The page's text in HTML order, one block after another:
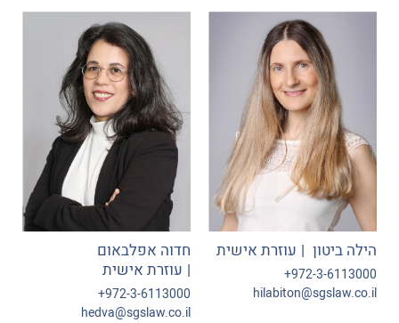
שוק ההון
חברות ומשפט מסחרי
התחדשות עירונית
משפט מסחרי בינלאומי
תובענות ייצוגיות
דיני עבודה
פרוייקטים ותשתיות
משפט מנהלי
מכרזים
גישורים ובוררויות
הילה ביטון עוזרת אישית
972-3-6113000+
hilabiton@sgslaw.co.il
חדוה אפלבאום
עוזרת אישית
972-3-6113000+
hedva@sgslaw.co.il